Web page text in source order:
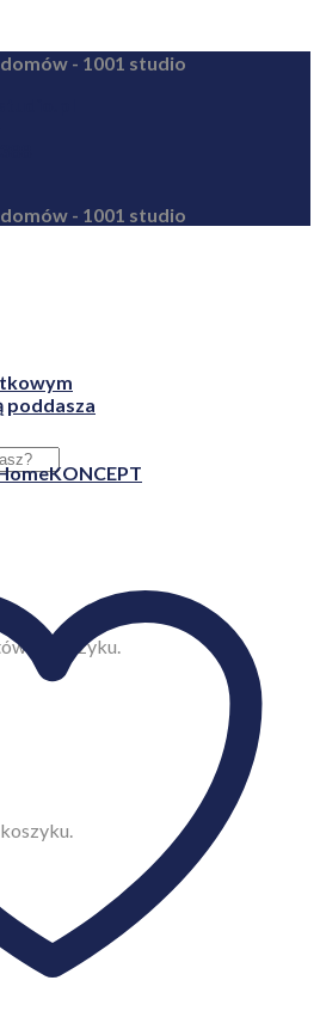
- 1001 studio
- 1001 studio
w koszyku.
poddasza